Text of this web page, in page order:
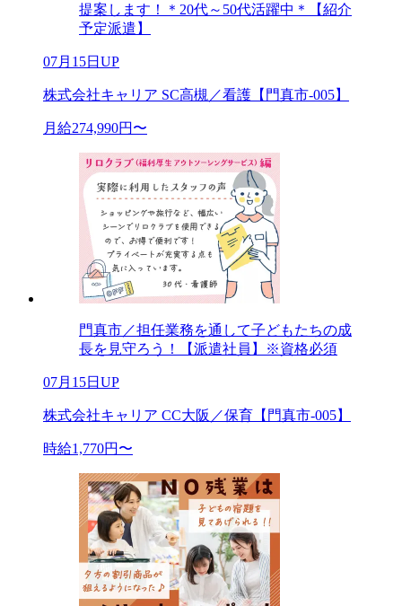
提案します！＊20代～50代活躍中＊【紹介
予定派遣】
07月15日UP
株式会社キャリア SC高槻／看護【門真市-005】
月給274,990円〜
門真市／担任業務を通して子どもたちの成
長を見守ろう！【派遣社員】※資格必須
07月15日UP
株式会社キャリア CC大阪／保育【門真市-005】
時給1,770円〜